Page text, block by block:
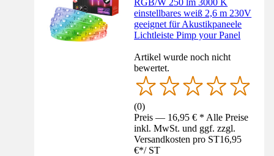
RGB/W 250 lm 3000 K
einstellbares weiß 2,6 m 230V
geeignet für Akustikpaneele
Lichtleiste Pimp your Panel
Artikel wurde noch nicht
bewertet.
(0)
Preis — 16,95 € * Alle Preise
inkl. MwSt. und ggf. zzgl.
Versandkosten pro ST16,95
€*/ ST